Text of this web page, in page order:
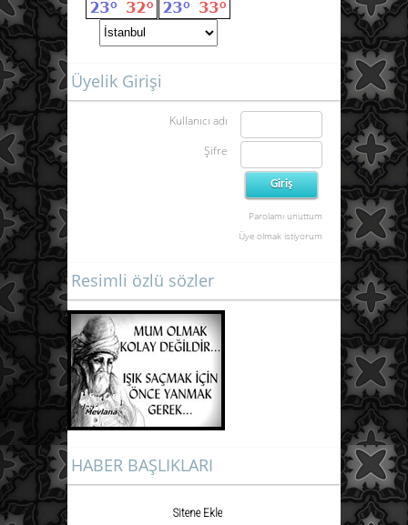
Üyelik Girişi
Kullanıcı adı
Şifre
Parolamı unuttum
Üye olmak istiyorum
Resimli özlü sözler
HABER BAŞLIKLARI